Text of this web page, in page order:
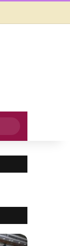
Search
for